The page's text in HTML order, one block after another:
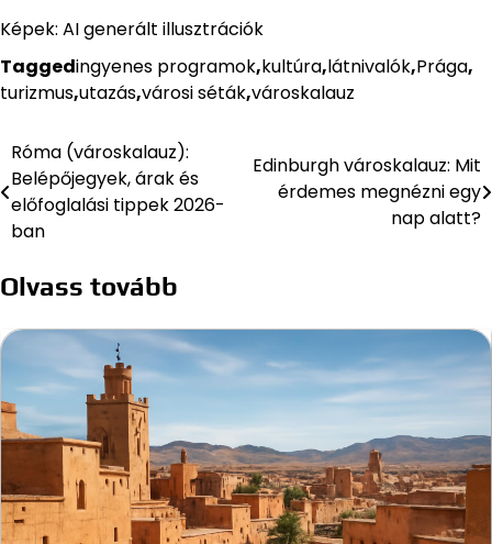
Képek: AI generált illusztrációk
Taggedingyenes programok,kultúra,látnivalók,Prága,
turizmus,utazás,városi séták,városkalauz
Bejegyzés
navigáció
Róma (városkalauz):
Belépőjegyek, árak és
előfoglalási tippek 2026-
ban
Edinburgh városkalauz: Mit
érdemes megnézni egy
nap alatt?
Olvass tovább